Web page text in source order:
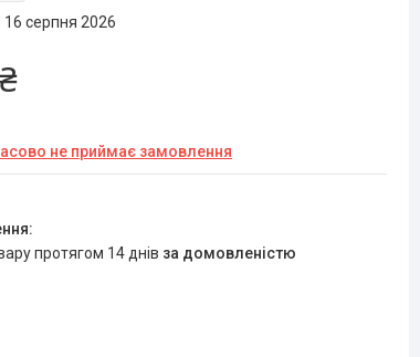
16 серпня 2026
не приймає замовлення
протягом 14 днів за домовленістю